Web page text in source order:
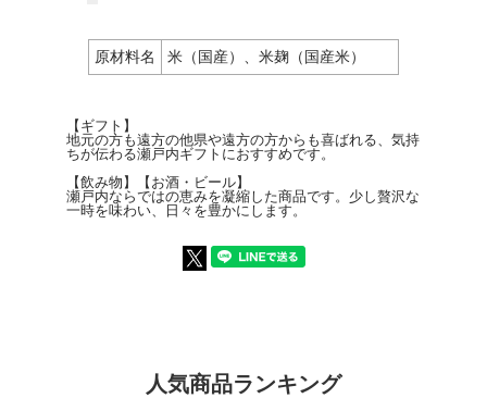
原材料名 米（国産）、米麹（国産米）
【ギフト】
地元の方も遠方の他県や遠方の方からも喜ばれる、気持
ちが伝わる瀬戸内ギフトにおすすめです。
【飲み物】【お酒・ビール】
瀬戸内ならではの恵みを凝縮した商品です。少し贅沢な
一時を味わい、日々を豊かにします。
人気商品ランキング